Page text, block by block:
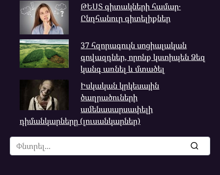
ԹԵՍՏ գիտակների համար․
Ընդհանուր գիտելիքներ
37 հզորագույն սոցիալական
գովազդներ, որոնք կստիպեն Ձեզ
կանգ առնել և մտածել
Իսկական կրկեսային
ծաղրածուների
ամենասարսափելի
դիմանկարները (լուսանկարներ)
Search
for: